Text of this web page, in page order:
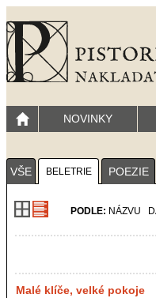
NOVINKY
VŠE BELETRIE POEZIE
PODLE: NÁZVU
Malé klíče, velké pokoje